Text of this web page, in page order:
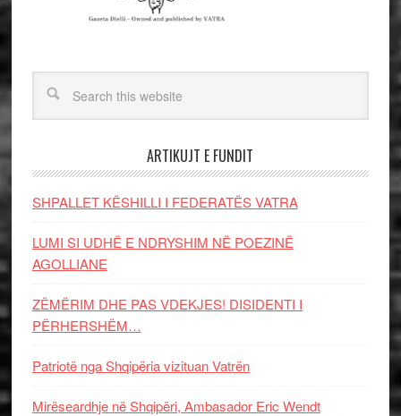
ARTIKUJT E FUNDIT
SHPALLET KËSHILLI I FEDERATËS VATRA
LUMI SI UDHË E NDRYSHIM NË POEZINË
AGOLLIANE
ZËMËRIM DHE PAS VDEKJES! DISIDENTI I
PËRHERSHËM…
Patriotë nga Shqipëria vizituan Vatrën
Mirëseardhje në Shqipëri, Ambasador Eric Wendt